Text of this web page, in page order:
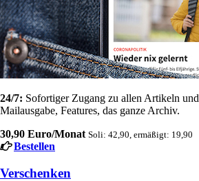
24/7: Sofortiger Zugang zu allen Artikeln
Mailausgabe, Features, das ganze Archiv.
30,90 Euro/Monat Soli: 42,90, ermäßigt: 19,90
Bestellen
Verschenken